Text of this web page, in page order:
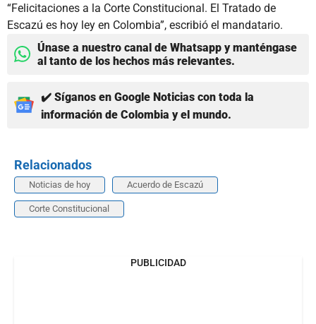
“Felicitaciones a la Corte Constitucional. El Tratado de
Escazú es hoy ley en Colombia”, escribió el mandatario.
Únase a nuestro canal de Whatsapp y manténgase
al tanto de los hechos más relevantes.
✔️ Síganos en Google Noticias con toda la
información de Colombia y el mundo.
Relacionados
Noticias de hoy Acuerdo de Escazú
Corte Constitucional
PUBLICIDAD